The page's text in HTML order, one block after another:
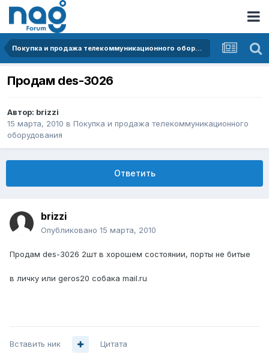
Покупка и продажа телекоммуникационного оборудования
Продам des-3026
Автор: brizzi
15 марта, 2010 в Покупка и продажа телекоммуникационного
оборудования
Ответить
brizzi
Опубликовано 15 марта, 2010
Продам des-3026 2шт в хорошем состоянии, порты не битые
в личку или geros20 собака mail.ru
Вставить ник Цитата